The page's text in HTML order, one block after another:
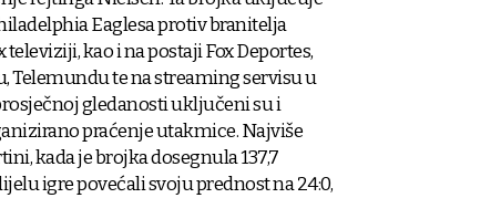
Eaglesa protiv branitelja
kao i na postaji Fox Deportes,
Telemundu te na streaming servisu u
gledanosti uključeni su i
praćenje utakmice. Najviše
kada je brojka dosegnula 137,7
igre povećali svoju prednost na 24:0,